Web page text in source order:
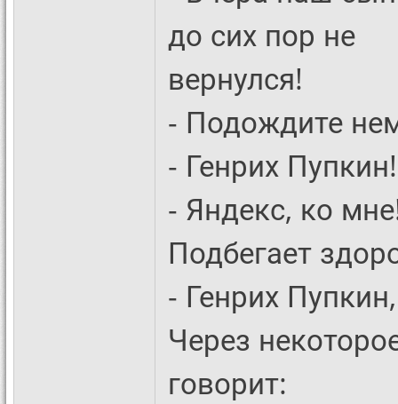
до сих пор не
вернулся!
- Подождите
- Генрих Пупкин!
- Яндекс, ко
Подбегает
- Генрих
Через
говорит: